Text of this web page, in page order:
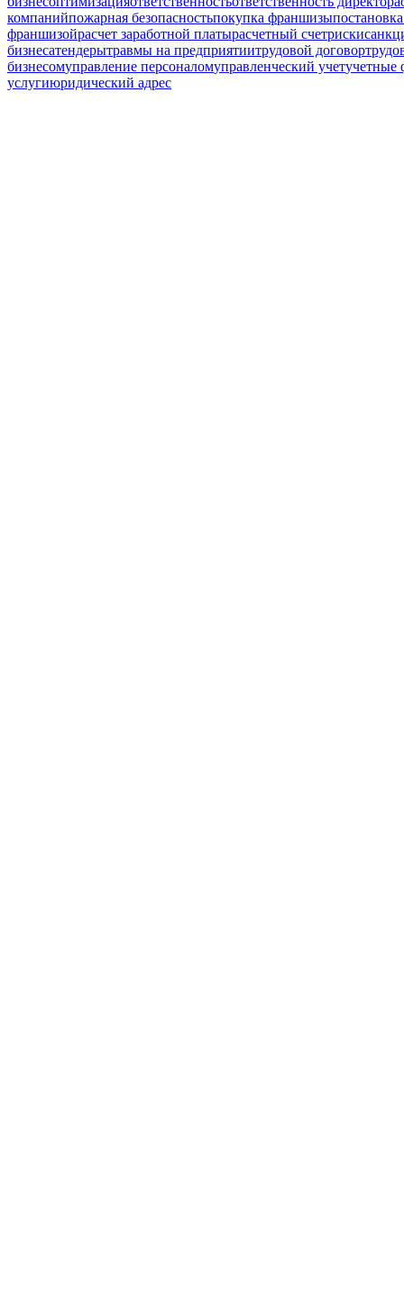
компанийпожарная безопасностьпокупка франшизы
франшизойрасчет заработной платырасчетный счетриски
бизнесатендерытравмы на предприятиитрудовой договор
бизнесомуправление персоналомуправленческий учетучетные
услугиюридический адрес